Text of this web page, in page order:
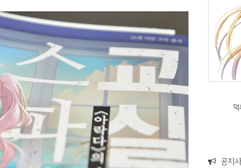
덕
공지